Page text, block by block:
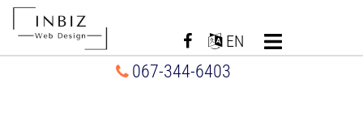
Перейти
EN
067-344-6403